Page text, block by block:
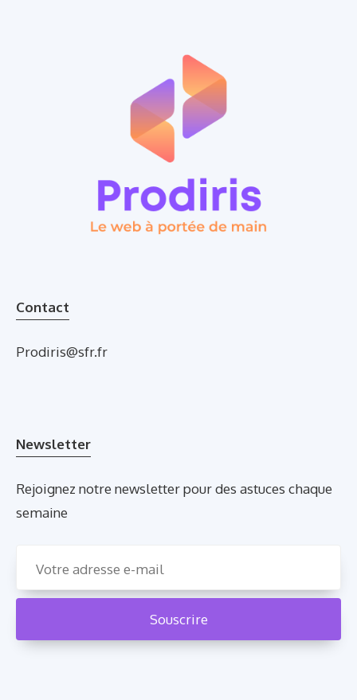
Contact
Prodiris@sfr.fr
Newsletter
Rejoignez notre newsletter pour des astuces chaque
semaine